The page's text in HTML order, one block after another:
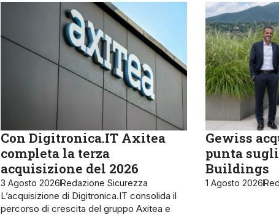
Con Digitronica.IT Axitea
completa la terza
acquisizione del 2026
3 Agosto 2026Redazione Sicurezza
L’acquisizione di Digitronica.IT consolida il
percorso di crescita del gruppo Axitea e
Gewiss
punta
Buildings
1 Agosto 2026